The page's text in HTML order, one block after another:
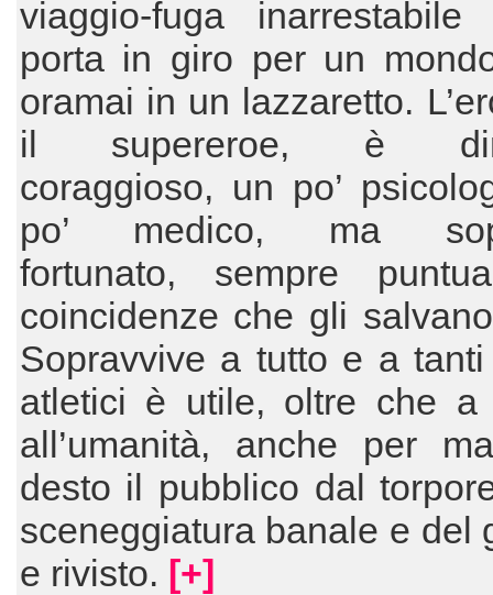
viaggio-fuga
porta in giro per un
oramai in un lazzaretto.
il supereroe, è
coraggioso, un po’
po’ medico, ma
fortunato, sempre
coincidenze che gli
Sopravvive a tutto e a
atletici è utile, oltre che a
all’umanità, anche per
desto il pubblico dal
sceneggiatura banale e del
e rivisto. [+]